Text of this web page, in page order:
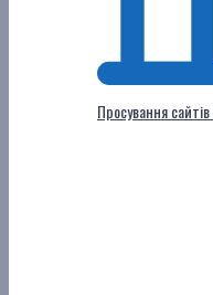
Просування сайтів